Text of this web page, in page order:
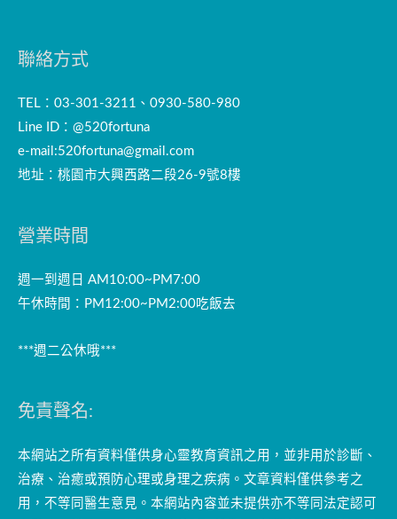
聯絡方式
TEL：03-301-3211、0930-580-980
Line ID：@520fortuna
e-mail:520fortuna@gmail.com
地址：桃園市大興西路二段26-9號8樓
營業時間
週一到週日 AM10:00~PM7:00
午休時間：PM12:00~PM2:00吃飯去
***週二公休哦***
免責聲名:
本網站之所有資料僅供身心靈教育資訊之用，並非用於診斷、
治療、治癒或預防心理或身理之疾病。文章資料僅供參考之
用，不等同醫生意見。本網站內容並未提供亦不等同法定認可